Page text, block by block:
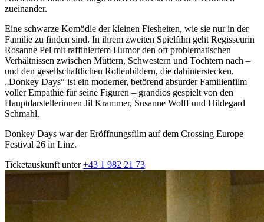
zueinander.
Eine schwarze Komödie der kleinen Fiesheiten, wie sie nur in der
Familie zu finden sind. In ihrem zweiten Spielfilm geht Regisseurin
Rosanne Pel mit raffiniertem Humor den oft problematischen
Verhältnissen zwischen Müttern, Schwestern und Töchtern nach –
und den gesellschaftlichen Rollenbildern, die dahinterstecken.
„Donkey Days“ ist ein moderner, betörend absurder Familienfilm
voller Empathie für seine Figuren – grandios gespielt von den
Hauptdarstellerinnen Jil Krammer, Susanne Wolff und Hildegard
Schmahl.
Donkey Days war der Eröffnungsfilm auf dem Crossing Europe
Festival 26 in Linz.
Ticketauskunft unter+43 1 982 21 73